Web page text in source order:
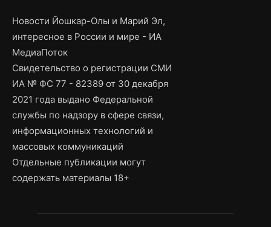
Новости Йошкар-Олы и Марий Эл,
интересное в России и мире - ИА
МедиаПоток
Свидетельство о регистрации СМИ
ИА № ФС 77 - 82389 от 30 декабря
2021 года выдано Федеральной
службы по надзору в сфере связи,
информационных технологий и
массовых коммуникаций
Отдельные публикации могут
содержать материалы 18+